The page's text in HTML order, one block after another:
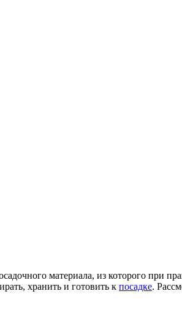
материала, из которого при
хранить и готовить к посадке.